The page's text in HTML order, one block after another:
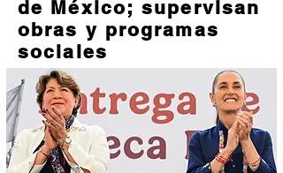
de México; supervisan
obras y programas
sociales